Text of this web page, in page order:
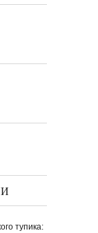
тупика: